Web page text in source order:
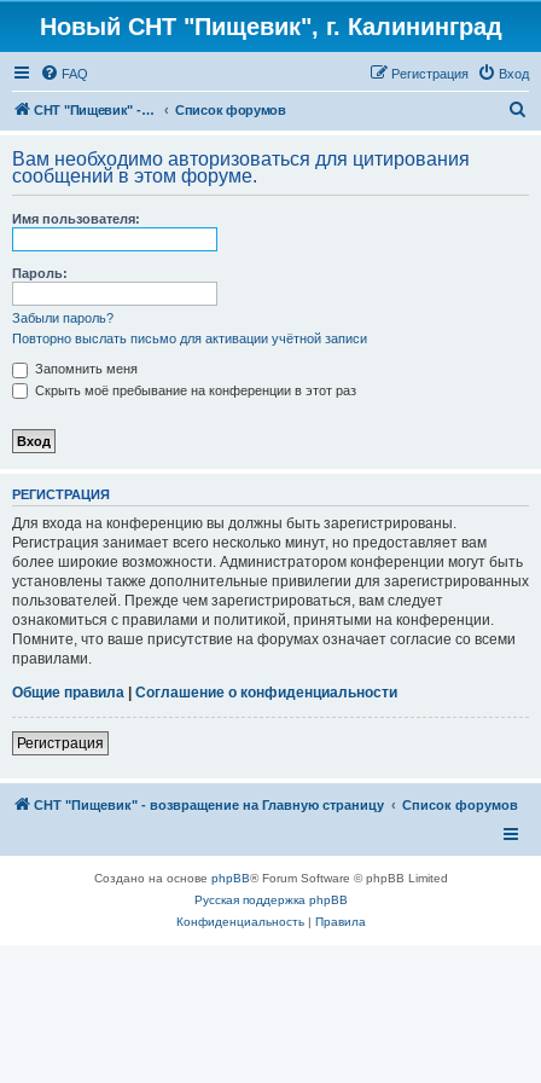
Новый СНТ "Пищевик", г. Калининград
FAQ Вход
Регистрация
СНТ "Пищевик" - возвращение на Главную страницу Список форумов
с
Вам необходимо авторизоваться для цитирования
сообщений в этом форуме.
Имя пользователя:
Пароль:
Забыли пароль?
Повторно выслать письмо для активации учётной записи
Запомнить меня
Скрыть моё пребывание на конференции в этот раз
РЕГИСТРАЦИЯ
Для входа на конференцию вы должны быть зарегистрированы.
Регистрация занимает всего несколько минут, но предоставляет вам
более широкие возможности. Администратором конференции могут быть
установлены также дополнительные привилегии для зарегистрированных
пользователей. Прежде чем зарегистрироваться, вам следует
ознакомиться с правилами и политикой, принятыми на конференции.
Помните, что ваше присутствие на форумах означает согласие со всеми
правилами.
Общие правила | Соглашение о конфиденциальности
Регистрация
СНТ "Пищевик" - возвращение на Главную страницу Список форумов
Создано на основе phpBB® Forum Software © phpBB Limited
Русская поддержка phpBB
Конфиденциальность| Правила